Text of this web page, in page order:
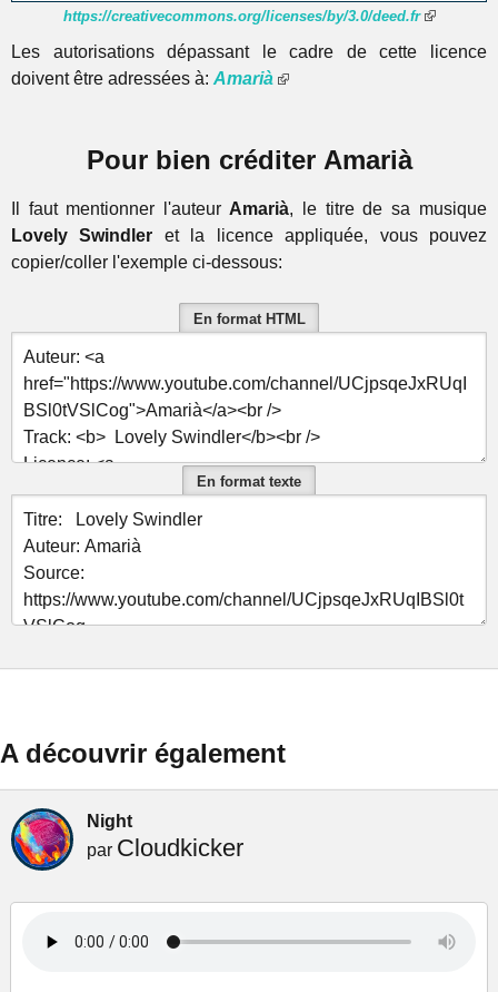
https://creativecommons.org/licenses/by/3.0/deed.fr
Les autorisations dépassant le cadre de cette licence
doivent être adressées à: Amarià
Pour bien créditer Amarià
Il faut mentionner l'auteur Amarià, le titre de sa musique
Lovely Swindler et la licence appliquée, vous pouvez
copier/coller l'exemple ci-dessous:
En format HTML
En format texte
A découvrir également
Night
par Cloudkicker